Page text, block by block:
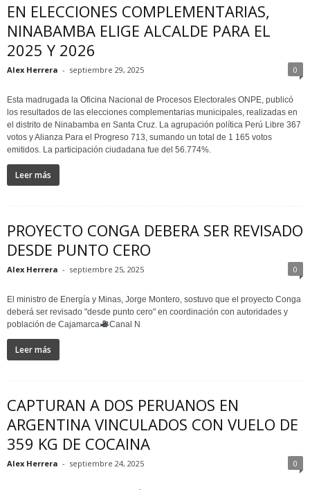
EN ELECCIONES COMPLEMENTARIAS,
NINABAMBA ELIGE ALCALDE PARA EL
2025 Y 2026
Alex Herrera - septiembre 29, 2025 0
Esta madrugada la Oficina Nacional de Procesos Electorales ONPE, publicó
los resultados de las elecciones complementarias municipales, realizadas en
el distrito de Ninabamba en Santa Cruz. La agrupación política Perú Libre 367
votos y Alianza Para el Progreso 713, sumando un total de 1 165 votos
emitidos. La participación ciudadana fue del 56.774%.
Leer más
PROYECTO CONGA DEBERA SER REVISADO
DESDE PUNTO CERO
Alex Herrera - septiembre 25, 2025 0
El ministro de Energía y Minas, Jorge Montero, sostuvo que el proyecto Conga
deberá ser revisado "desde punto cero" en coordinación con autoridades y
población de Cajamarca
Canal N
Leer más
CAPTURAN A DOS PERUANOS EN
ARGENTINA VINCULADOS CON VUELO DE
359 KG DE COCAINA
Alex Herrera - septiembre 24, 2025 0